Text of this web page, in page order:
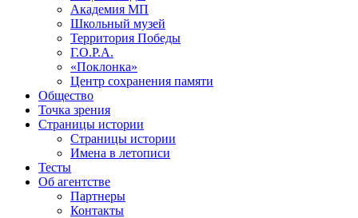
Академия МП
Школьный музей
Территория Победы
Г.О.Р.А.
«Поклонка»
Центр сохранения памяти
Общество
Точка зрения
Страницы истории
Страницы истории
Имена в летописи
Тесты
Об агентстве
Партнеры
Контакты